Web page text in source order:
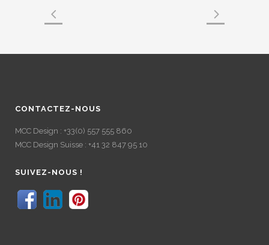
CONTACTEZ-NOUS
MCC Design : +33(0) 557 555 860
MCC Design Suisse : +41 32 847 95 10
SUIVEZ-NOUS !